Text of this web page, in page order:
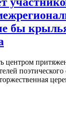
бы
центром
поэтического